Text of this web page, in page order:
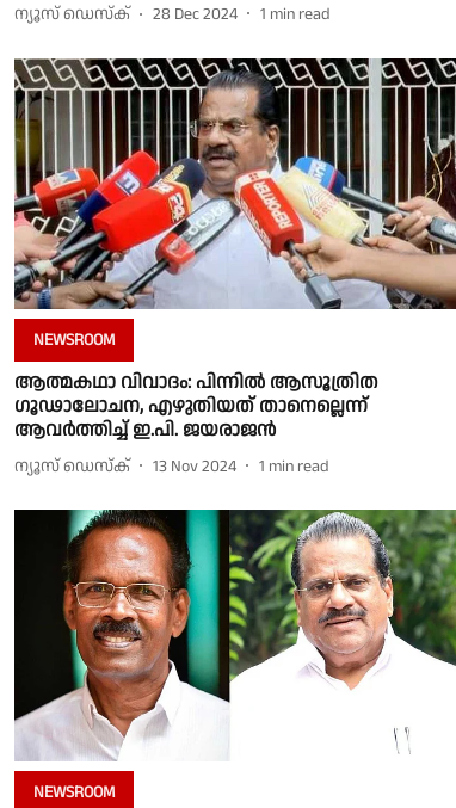
ന്യൂസ് ഡെസ്ക് 28 Dec 2024 1 min read
NEWSROOM
ആത്മകഥാ വിവാദം: പിന്നിൽ ആസൂത്രിത
ഗൂഢാലോചന, എഴുതിയത് താനെല്ലെന്ന്
ആവർത്തിച്ച് ഇ.പി. ജയരാജൻ
ന്യൂസ് ഡെസ്ക് 13 Nov 2024 1 min read
NEWSROOM